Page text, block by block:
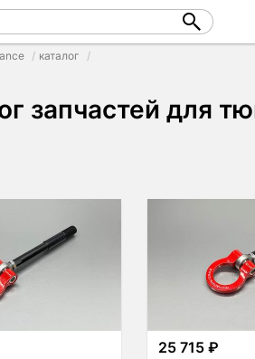
каталог
запчастей для
25 715 ₽